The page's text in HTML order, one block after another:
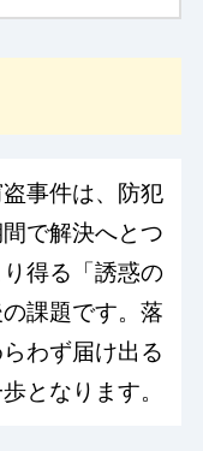
事件は、防犯
で解決へとつ
得る「誘惑の
課題です。落
わず届け出る
となります。